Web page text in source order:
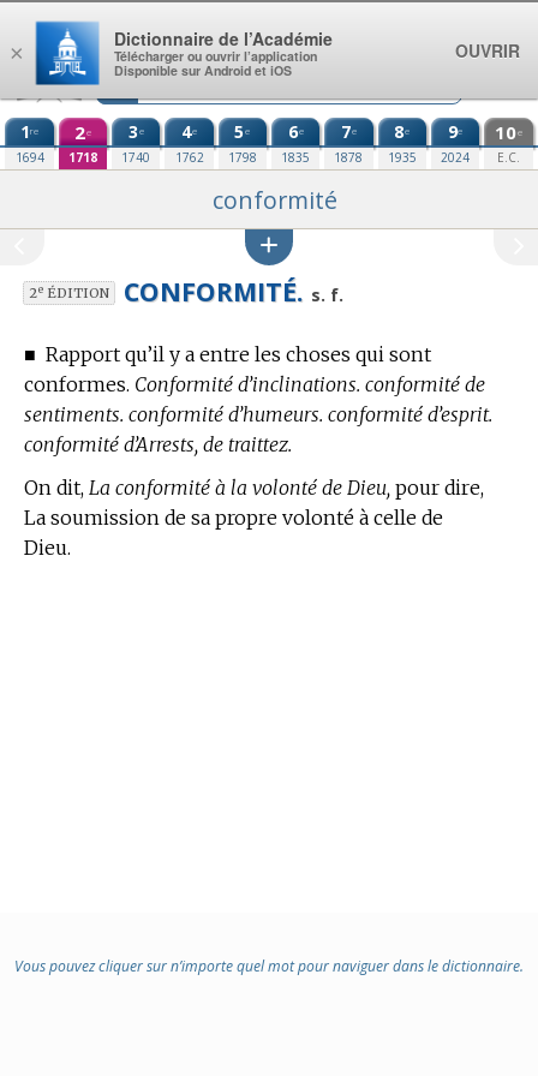
Aller au contenu
1re
1694
2e
1718
3e
1740
4e
1762
5e
1798
6e
1835
7e
1878
8e
1935
9e
2024
10e
E.C.
conformité
2eÉDITION CONFORMITÉ. s. f.
■ Rapport qu’il y a entre les choses qui sont
conformes. Conformité d’inclinations. conformité de
sentiments. conformité d’humeurs. conformité d’esprit.
conformité d’Arrests, de traittez.
On dit, La conformité à la volonté de Dieu, pour dire,
La soumission de sa propre volonté à celle de
Dieu.
Vous pouvez cliquer sur n’importe quel mot pour naviguer dans le dictionnaire.
×
Dictionnaire de l’Académie
Télécharger ou ouvrir l’application
Disponible sur Android et iOS
OUVRIR